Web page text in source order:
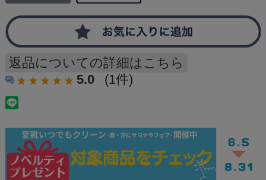
返品についての詳細はこちら
5.0
(1件)